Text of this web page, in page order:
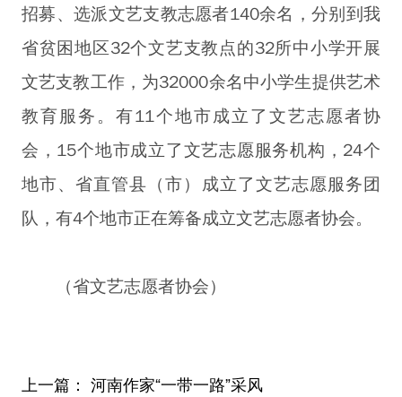
招募、选派文艺支教志愿者140余名，分别到我
省贫困地区32个文艺支教点的32所中小学开展
文艺支教工作，为32000余名中小学生提供艺术
教育服务。有11个地市成立了文艺志愿者协
会，15个地市成立了文艺志愿服务机构，24个
地市、省直管县（市）成立了文艺志愿服务团
队，有4个地市正在筹备成立文艺志愿者协会。
（省文艺志愿者协会）
上一篇： 河南作家“一带一路”采风